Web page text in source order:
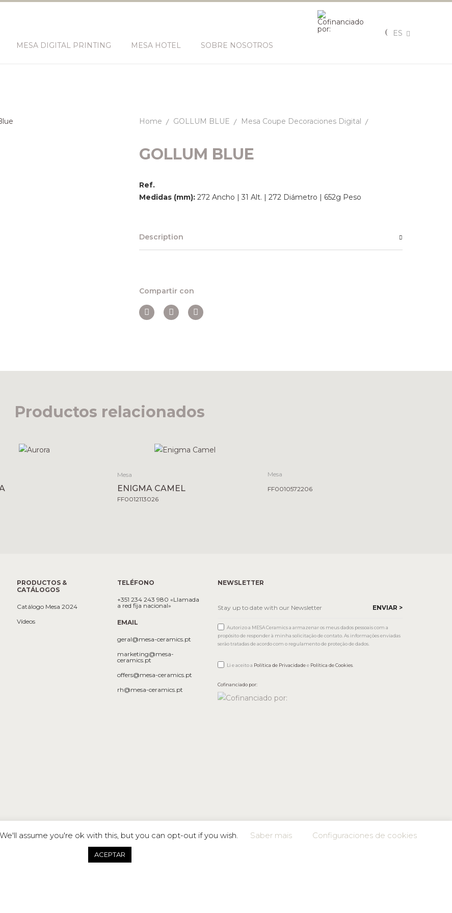
MESA DIGITAL PRINTING MESA HOTEL SOBRE NOSOTROS
ES
Home GOLLUM BLUE Mesa Coupe Decoraciones Digital
GOLLUM BLUE
Ref.
Medidas (mm): 272 Ancho | 31 Alt. | 272 Diámetro | 652g Peso
Description
Compartir con
Productos relacionados
Mesa
ENIGMA CAMEL
FF0012113026
Mesa
FF0010572206
PRODUCTOS &
CATÁLOGOS
Catálogo Mesa 2024
Vídeos
TELÉFONO
+351 234 243 980 «Llamada
a red fija nacional»
EMAIL
geral@mesa-ceramics.pt
marketing@mesa-
ceramics.pt
offers@mesa-ceramics.pt
rh@mesa-ceramics.pt
NEWSLETTER
Autorizo a MESA Ceramics a armazenar os meus dados pessoais com a
propósito de responder à minha solicitação de contato. As informações enviadas
serão tratadas de acordo com o regulamento de proteção de dados.
Li e aceito a Política de Privacidadee Política de Cookies.
Cofinanciado por:
assume you're ok with this, but you can opt-out if you wish. Saber mais Configuraciones de cookies
ACEPTAR